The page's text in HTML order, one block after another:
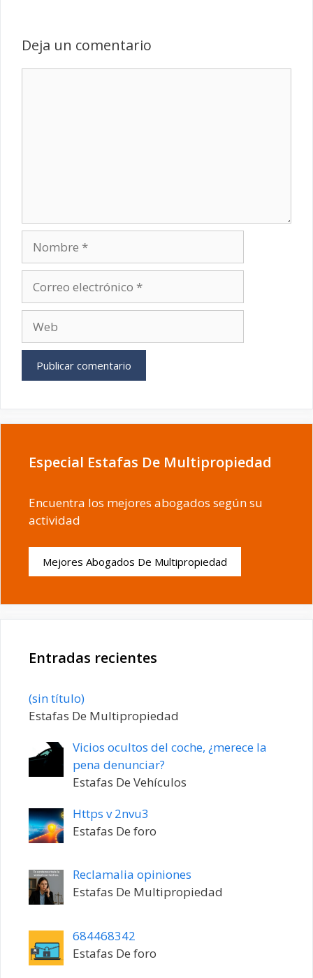
Deja un comentario
electrónico
Especial Estafas De Multipropiedad
Encuentra los mejores abogados según su
actividad
Mejores Abogados De Multipropiedad
Entradas recientes
(sin título)Entrada
20198
Estafas De Multipropiedad
Vicios ocultos del coche, ¿merece la
pena denunciar?
Estafas De Vehículos
Https v 2nvu3
Estafas De foro
Reclamalia opiniones
Estafas De Multipropiedad
684468342
Estafas De foro